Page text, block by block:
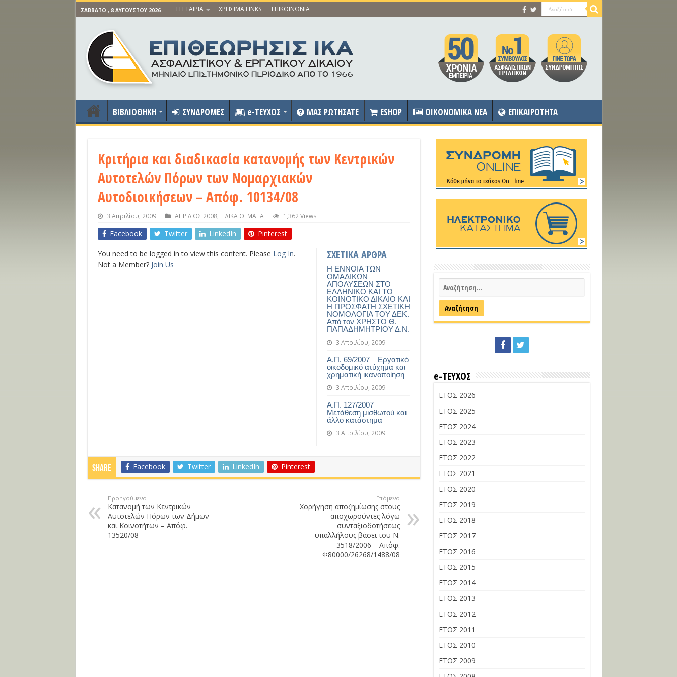
ΣΆΒΒΑΤΟ , 8 ΑΥΓΟΎΣΤΟΥ 2026 Η ΕΤΑΙΡΙΑ ΧΡΗΣΙΜΑ LINKS ΕΠΙΚΟΙΝΩΝΙΑ
ΒΙΒΛΙΟΘΗΚΗ ΣΥΝΔΡΟΜΕΣ e-ΤΕΥΧΟΣ ΜΑΣ ΡΩΤΗΣΑΤΕ ESHOP OIKONOMIKA NEA ΕΠΙΚΑΙΡΟΤΗΤΑ
Κριτήρια και διαδικασία κατανομής των Κεντρικών
Αυτοτελών Πόρων των Νομαρχιακών
Αυτοδιοικήσεων – Απόφ. 10134/08
3 Απριλίου, 2009 ΑΠΡΙΛΙΟΣ 2008, ΕΙΔΙΚΑ ΘΕΜΑΤΑ 1,362 Views
Facebook Twitter LinkedIn Pinterest
ΣΧΕΤΙΚΑ ΑΡΘΡΑ
Η ΕΝΝΟΙΑ ΤΩΝ
ΟΜΑΔΙΚΩΝ
ΑΠΟΛΥΣΕΩΝ ΣΤΟ
ΕΛΛΗΝΙΚΟ ΚΑΙ ΤΟ
ΚΟΙΝΟΤΙΚΟ ΔΙΚΑΙΟ ΚΑΙ
Η ΠΡΟΣΦΑΤΗ ΣΧΕΤΙΚΗ
ΝΟΜΟΛΟΓΙΑ ΤΟΥ ΔΕΚ.
Από τον ΧΡΗΣΤΟ Θ.
ΠΑΠΑΔΗΜΗΤΡΙΟΥ Δ.Ν.
3 Απριλίου, 2009
Α.Π. 69/2007 – Εργατικό
οικοδομικό ατύχημα και
χρηματική ικανοποίηση
3 Απριλίου, 2009
Α.Π. 127/2007 –
Μετάθεση μισθωτού και
άλλο κατάστημα
3 Απριλίου, 2009
You need to be logged in to view this content. Please Log In.
Not a Member? Join Us
Share Facebook Twitter LinkedIn Pinterest
Προηγούμενο
Κατανομή των Κεντρικών
Αυτοτελών Πόρων των Δήμων
και Κοινοτήτων – Απόφ.
13520/08
Επόμενο
Χορήγηση αποζημίωσης στους
αποχωρούντες λόγω
συνταξιοδοτήσεως
υπαλλήλους βάσει του Ν.
3518/2006 – Απόφ.
Φ80000/26268/1488/08
e-ΤΕΥΧΟΣ
ΕΤΟΣ 2026
ΕΤΟΣ 2025
ΕΤΟΣ 2024
ΕΤΟΣ 2023
ΕΤΟΣ 2022
ΕΤΟΣ 2021
ΕΤΟΣ 2020
ΕΤΟΣ 2019
ΕΤΟΣ 2018
ΕΤΟΣ 2017
ΕΤΟΣ 2016
ΕΤΟΣ 2015
ΕΤΟΣ 2014
ΕΤΟΣ 2013
ΕΤΟΣ 2012
ΕΤΟΣ 2011
ΕΤΟΣ 2010
ΕΤΟΣ 2009